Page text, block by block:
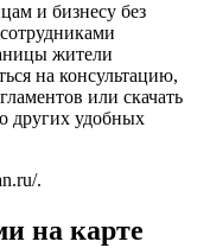
и бизнесу без
жители
на консультацию,
или скачать
других удобных
.
на карте